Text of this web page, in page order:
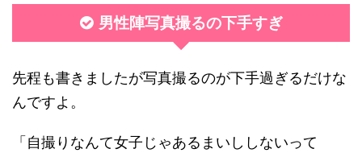
男性陣写真撮るの下手すぎ
先程も書きましたが写真撮るのが下手過ぎるだけな
んですよ。
「自撮りなんて女子じゃあるまいししないって